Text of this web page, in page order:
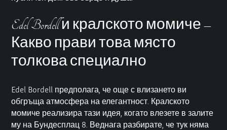
Edel Bordell и кралското момиче –
Какво прави това място
толкова специално
Edel Bordell предполага, че още с влизането ви
обгръща атмосфера на елегантност. Кралското
момиче реализира тази идея, когато влезете в залите
му на Бундесплац 8. Веднага разбирате, че тук няма